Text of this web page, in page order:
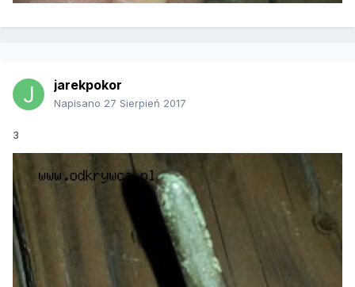
jarekpokor
Napisano 27 Sierpień 2017
3